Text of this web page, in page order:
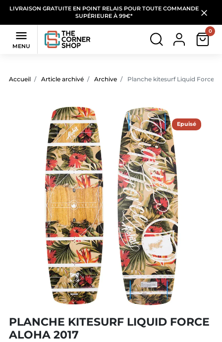
LIVRAISON GRATUITE EN POINT RELAIS POUR TOUTE COMMANDE
SUPÉRIEURE À 99€*

MENU
0
Accueil Article archivé Archive Planche kitesurf Liquid Force
Epuisé
PLANCHE KITESURF LIQUID FORCE
ALOHA 2017